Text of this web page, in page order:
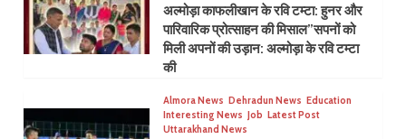
अल्मोड़ा काफलीखान के रवि टम्टा: हुनर और
पारिवारिक प्रोत्साहन की मिसाल”सपनों को
मिली अपनों की उड़ान: अल्मोड़ा के रवि टम्टा
की
Almora News Dehradun News Education
Interesting News Job Latest Post
Uttarakhand News